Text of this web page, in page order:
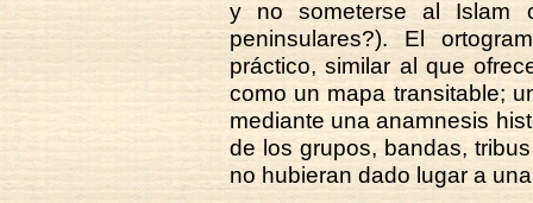
y no someterse al Islam
peninsulares?). El
práctico, similar al que
como un mapa transitable;
mediante una anamnesis
de los grupos, bandas,
no hubieran dado lugar a